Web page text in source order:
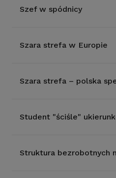
Szef w spódnicy
Szara strefa w Europie
Szara strefa – polska
Student "ściśle"
Struktura bezrobotnych